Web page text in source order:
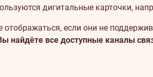
дигитальные карточки,
отображаться, если они не
найдёте все доступные каналы